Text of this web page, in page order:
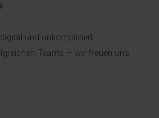
und unkompliziert!
Teams – wir freuen uns